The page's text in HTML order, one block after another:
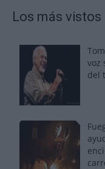
Los más vistos
voz
del